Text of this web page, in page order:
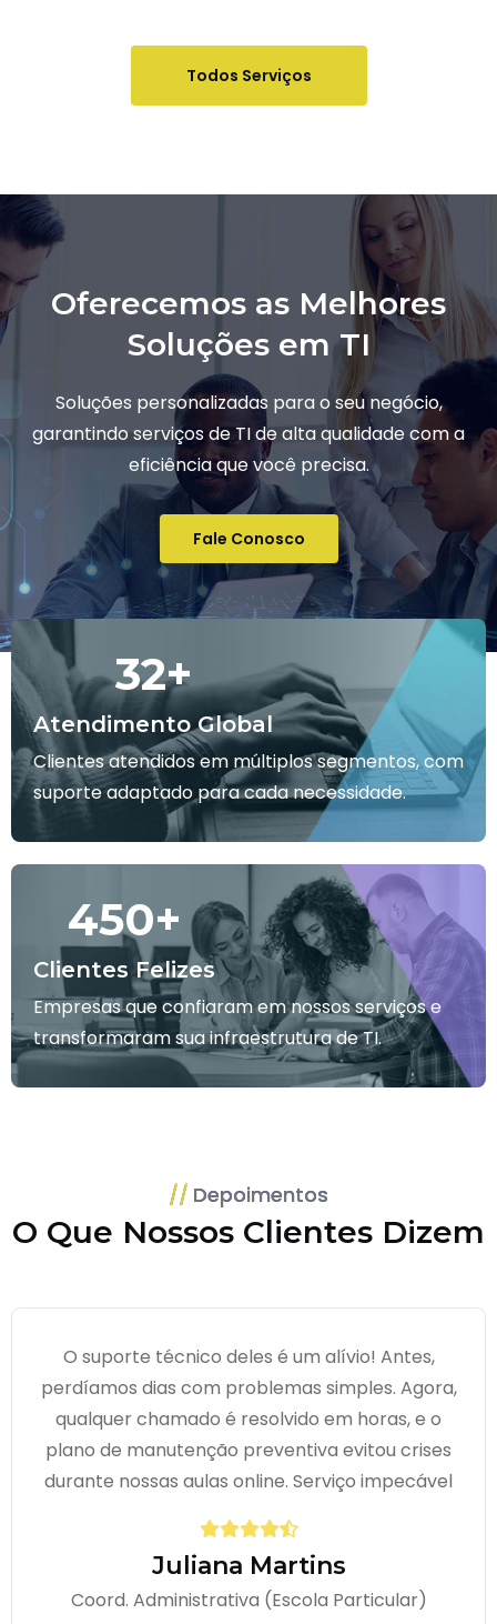
Todos Serviços
Oferecemos as Melhores
Soluções em TI
Soluções personalizadas para o seu negócio,
garantindo serviços de TI de alta qualidade com a
eficiência que você precisa.
Fale Conosco
Atendimento Global
32+
Clientes atendidos em múltiplos segmentos, com
suporte adaptado para cada necessidade.
Clientes Felizes
450+
Empresas que confiaram em nossos serviços e
transformaram sua infraestrutura de TI.
Depoimentos
O Que Nossos Clientes Dizem
Contratamos a WK Tecnologia para gerenciar
nossa infraestrutura crítica e o resultado foi
excepcional. Reduzimos 40% do tempo de
inatividade nos últimos 6 meses, e o suporte
24/7 nos salvou em várias emergências.
Carlos Mendes